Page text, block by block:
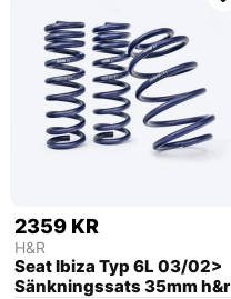
2359 KR
H&R
Seat Ibiza Typ 6L 03/02>
Sänkningssats 35mm h&r